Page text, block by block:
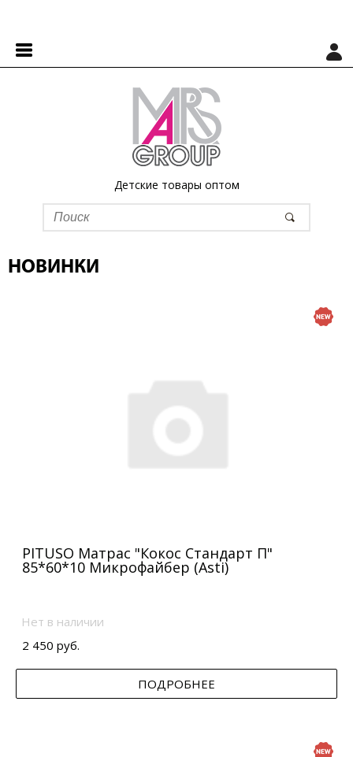
Детские товары оптом
НОВИНКИ
PITUSO Матрас "Кокос Стандарт П"
85*60*10 Микрофайбер (Asti)
Нет в наличии
2 450 руб.
ПОДРОБНЕЕ